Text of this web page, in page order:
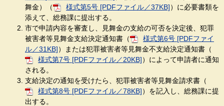
舞金）（
様式第5号 [PDFファイル／37KB]）に必要書類を
添えて、総務課に提出する。
市で申請内容を審査し、見舞金の支給の可否を決定後、犯罪
被害者等見舞金支給決定通知書（
様式第6号 [PDFファイ
ル／31KB]）または犯罪被害者等見舞金不支給決定通知書（
様式第7号 [PDFファイル／20KB]）によって申請者に通知
される。
支給決定の通知を受けたら、犯罪被害者等見舞金請求書（
様式第8号 [PDFファイル／78KB]）を記入し、総務課に提
出する。